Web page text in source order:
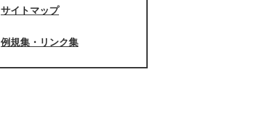
サイトマップ
例規集・リンク集